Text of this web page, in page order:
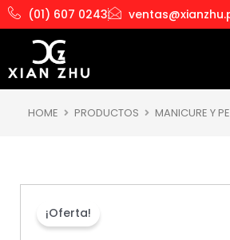
al
contenido
(01) 607 0243
HOME PRODUCTOS MANICURE Y
¡Oferta!